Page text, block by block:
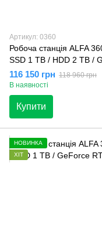
Артикул: 0360
Робоча станція ALFA
116 150 грн 118 960 грн
В наявності
Купити
НОВИНКА
ХІТ